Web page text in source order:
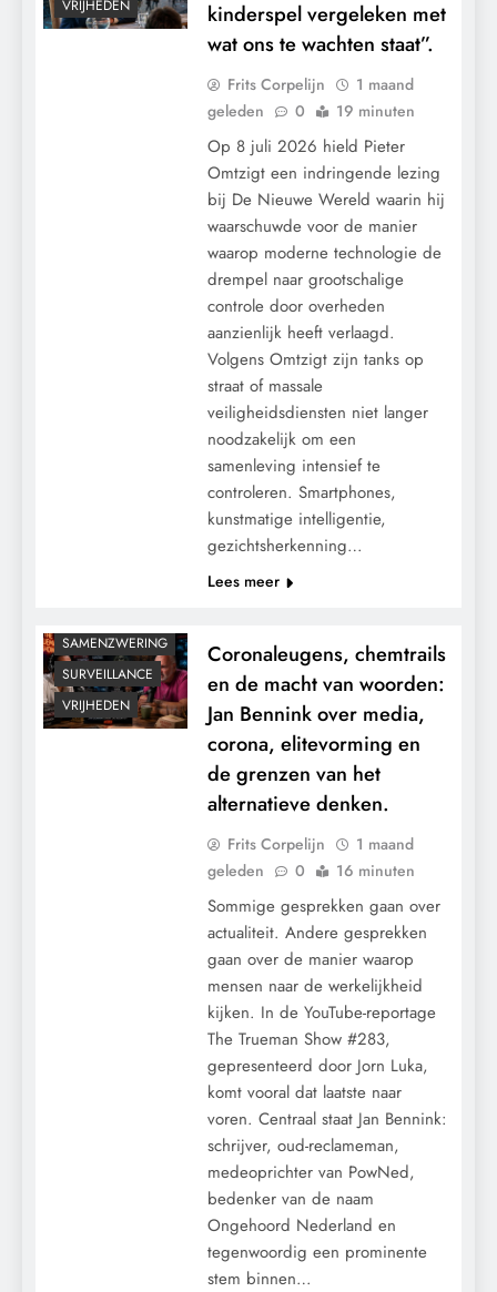
VRIJHEDEN
kinderspel vergeleken met
wat ons te wachten staat”.
Frits Corpelijn
1 maand
geleden
0 19 minuten
Op 8 juli 2026 hield Pieter
Omtzigt een indringende lezing
bij De Nieuwe Wereld waarin hij
waarschuwde voor de manier
waarop moderne technologie de
drempel naar grootschalige
controle door overheden
aanzienlijk heeft verlaagd.
Volgens Omtzigt zijn tanks op
straat of massale
veiligheidsdiensten niet langer
noodzakelijk om een
samenleving intensief te
controleren. Smartphones,
kunstmatige intelligentie,
gezichtsherkenning…
Lees meer
SAMENZWERING
SURVEILLANCE
VRIJHEDEN
Coronaleugens, chemtrails
en de macht van woorden:
Jan Bennink over media,
corona, elitevorming en
de grenzen van het
alternatieve denken.
Frits Corpelijn
1 maand
geleden
0 16 minuten
Sommige gesprekken gaan over
actualiteit. Andere gesprekken
gaan over de manier waarop
mensen naar de werkelijkheid
kijken. In de YouTube-reportage
The Trueman Show #283,
gepresenteerd door Jorn Luka,
komt vooral dat laatste naar
voren. Centraal staat Jan Bennink:
schrijver, oud-reclameman,
medeoprichter van PowNed,
bedenker van de naam
Ongehoord Nederland en
tegenwoordig een prominente
stem binnen…